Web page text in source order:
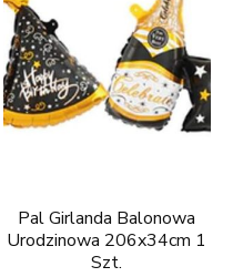
Pal Girlanda Balonowa
Urodzinowa 206x34cm 1
Szt.